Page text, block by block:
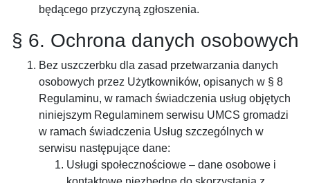
będącego przyczyną zgłoszenia.
§ 6. Ochrona danych osobowych
Bez uszczerbku dla zasad przetwarzania danych
osobowych przez Użytkowników, opisanych w § 8
Regulaminu, w ramach świadczenia usług objętych
niniejszym Regulaminem serwisu UMCS gromadzi
w ramach świadczenia Usług szczególnych w
serwisu następujące dane:
Usługi społecznościowe – dane osobowe i